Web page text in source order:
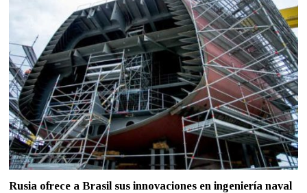
Rusia ofrece a Brasil sus innovaciones en ingeniería naval